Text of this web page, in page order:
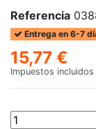
Referencia
Entrega en 6-7
15,77 €
Impuestos incluidos